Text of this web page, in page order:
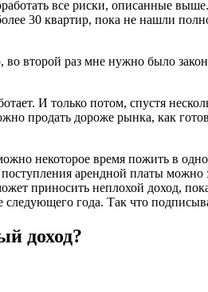
все риски, описанные
30 квартир, пока не нашли
второй раз мне нужно было
И только потом, спустя
продать дороже рынка, как
некоторое время пожить в
арендной платы можно
приносить неплохой доход,
года. Так что
доход?